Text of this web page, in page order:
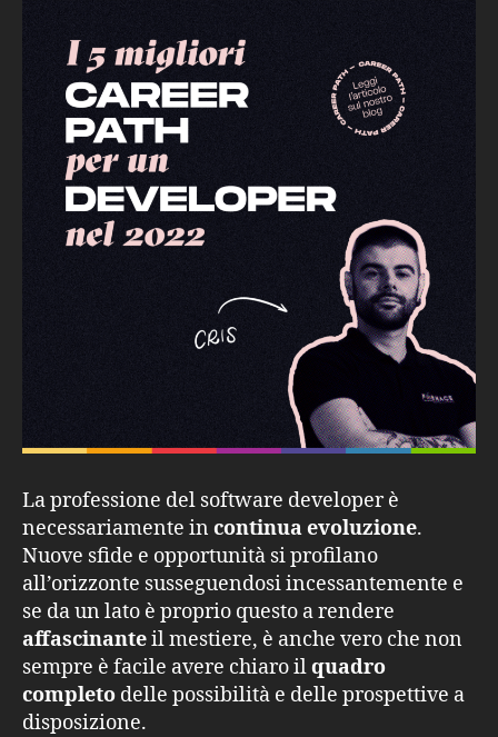
nel
La professione del software developer è
necessariamente in continua evoluzione.
Nuove sfide e opportunità si profilano
all’orizzonte susseguendosi incessantemente e
se da un lato è proprio questo a rendere
affascinanteil mestiere, è anche vero che non
sempre è facile avere chiaro ilquadro
completo delle possibilità e delle prospettive a
disposizione.